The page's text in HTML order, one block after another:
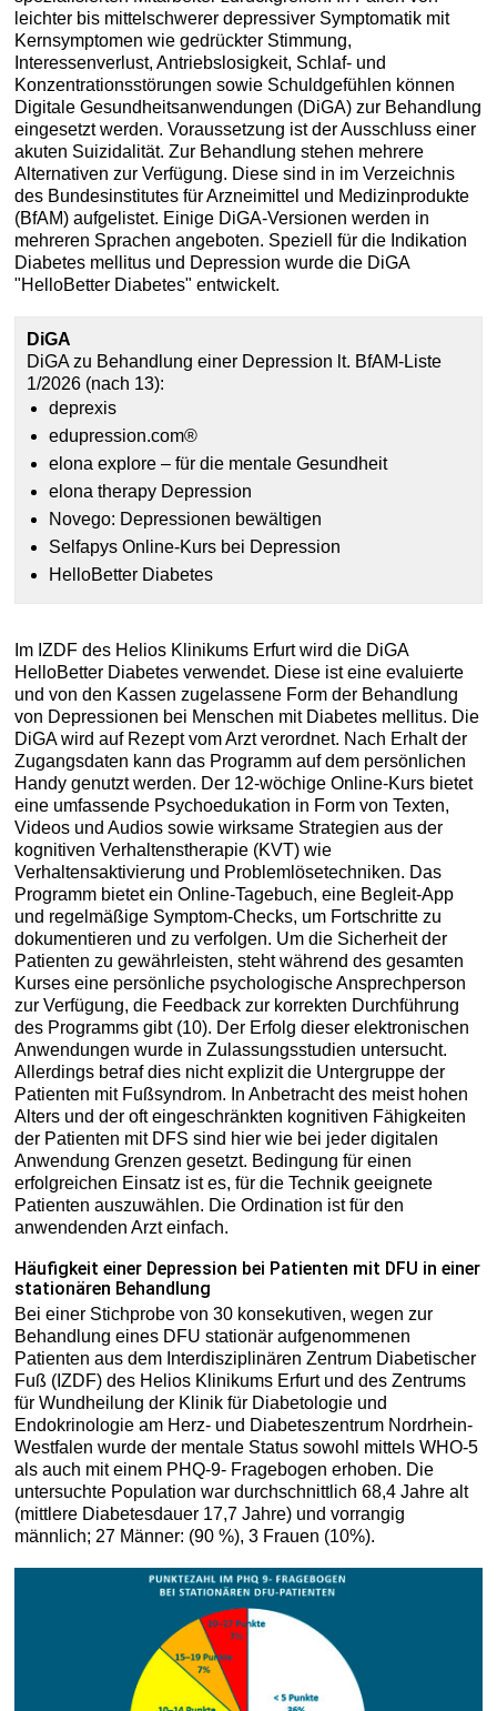
leichter bis mittelschwerer depressiver Symptomatik mit
Kernsymptomen wie gedrückter Stimmung,
Interessenverlust, Antriebslosigkeit, Schlaf- und
Konzentrationsstörungen sowie Schuldgefühlen können
Digitale Gesundheitsanwendungen (DiGA) zur Behandlung
eingesetzt werden. Voraussetzung ist der Ausschluss einer
akuten Suizidalität. Zur Behandlung stehen mehrere
Alternativen zur Verfügung. Diese sind in im Verzeichnis
des Bundesinstitutes für Arzneimittel und Medizinprodukte
(BfAM) aufgelistet. Einige DiGA-Versionen werden in
mehreren Sprachen angeboten. Speziell für die Indikation
Diabetes mellitus und Depression wurde die DiGA
"HelloBetter Diabetes" entwickelt.
DiGA
DiGA zu Behandlung einer Depression lt. BfAM-Liste
1/2026 (nach 13):
deprexis
edupression.com®
elona explore – für die mentale Gesundheit
elona therapy Depression
Novego: Depressionen bewältigen
Selfapys Online-Kurs bei Depression
HelloBetter Diabetes
Im IZDF des Helios Klinikums Erfurt wird die DiGA
HelloBetter Diabetes verwendet. Diese ist eine evaluierte
und von den Kassen zugelassene Form der Behandlung
von Depressionen bei Menschen mit Diabetes mellitus. Die
DiGA wird auf Rezept vom Arzt verordnet. Nach Erhalt der
Zugangsdaten kann das Programm auf dem persönlichen
Handy genutzt werden. Der 12-wöchige Online-Kurs bietet
eine umfassende Psychoedukation in Form von Texten,
Videos und Audios sowie wirksame Strategien aus der
kognitiven Verhaltenstherapie (KVT) wie
Verhaltensaktivierung und Problemlösetechniken. Das
Programm bietet ein Online-Tagebuch, eine Begleit-App
und regelmäßige Symptom-Checks, um Fortschritte zu
dokumentieren und zu verfolgen. Um die Sicherheit der
Patienten zu gewährleisten, steht während des gesamten
Kurses eine persönliche psychologische Ansprechperson
zur Verfügung, die Feedback zur korrekten Durchführung
des Programms gibt (10). Der Erfolg dieser elektronischen
Anwendungen wurde in Zulassungsstudien untersucht.
Allerdings betraf dies nicht explizit die Untergruppe der
Patienten mit Fußsyndrom. In Anbetracht des meist hohen
Alters und der oft eingeschränkten kognitiven Fähigkeiten
der Patienten mit DFS sind hier wie bei jeder digitalen
Anwendung Grenzen gesetzt. Bedingung für einen
erfolgreichen Einsatz ist es, für die Technik geeignete
Patienten auszuwählen. Die Ordination ist für den
anwendenden Arzt einfach.
Häufigkeit einer Depression bei Patienten mit DFU in einer
stationären Behandlung
Bei einer Stichprobe von 30 konsekutiven, wegen zur
Behandlung eines DFU stationär aufgenommenen
Patienten aus dem Interdisziplinären Zentrum Diabetischer
Fuß (IZDF) des Helios Klinikums Erfurt und des Zentrums
für Wundheilung der Klinik für Diabetologie und
Endokrinologie am Herz- und Diabeteszentrum Nordrhein-
Westfalen wurde der mentale Status sowohl mittels WHO-5
als auch mit einem PHQ-9- Fragebogen erhoben. Die
untersuchte Population war durchschnittlich 68,4 Jahre alt
(mittlere Diabetesdauer 17,7 Jahre) und vorrangig
männlich; 27 Männer: (90 %), 3 Frauen (10%).